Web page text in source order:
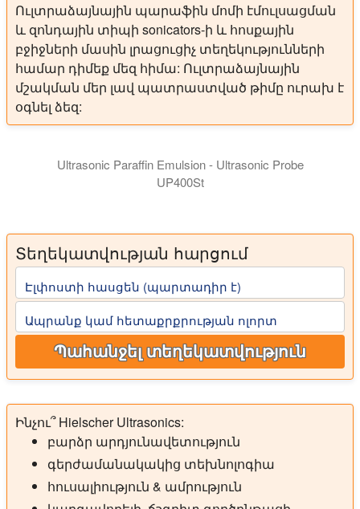
Ուլտրաձայնային պարաֆին մոմի էմուլսացման
և զոնդային տիպի sonicators-ի և հոսքային
բջիջների մասին լրացուցիչ տեղեկությունների
համար դիմեք մեզ հիմա: Ուլտրաձայնային
մշակման մեր լավ պատրաստված թիմը ուրախ է
օգնել ձեզ:
Ultrasonic Paraffin Emulsion - Ultrasonic Probe
UP400St
Տեղեկատվության հարցում
Էլփոստի հասցեն (պարտադիր է)
Ապրանք կամ հետաքրքրության ոլորտ
Պահանջել տեղեկատվություն
Ինչու՞ Hielscher Ultrasonics:
բարձր արդյունավետություն
գերժամանակակից տեխնոլոգիա
հուսալիություն & ամրություն